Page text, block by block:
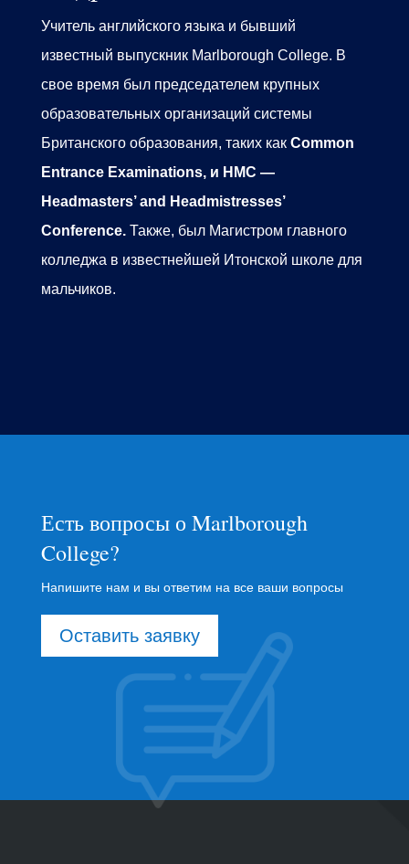
Учитель английского языка и бывший
известный выпускник Marlborough College. В
свое время был председателем крупных
образовательных организаций системы
Британского образования, таких как Common
Entrance Examinations, и HMC —
Headmasters’ and Headmistresses’
Conference. Также, был Магистром главного
колледжа в известнейшей Итонской школе для
мальчиков.
Есть вопросы о Marlborough
College?
Напишите нам и вы ответим на все ваши вопросы
Оставить заявку